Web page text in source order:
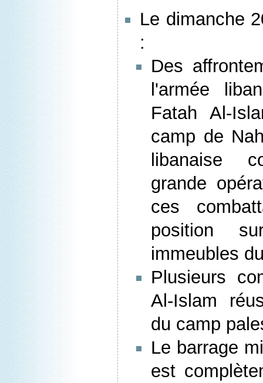
Le dimanche
:
Des
l'armée
Fatah Al-
camp de
libanaise
grande
ces
position
immeubles
Plusieurs
Al-Islam
du camp
Le barrage
est